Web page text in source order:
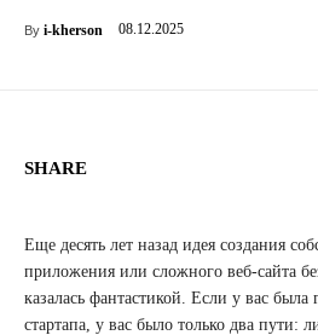
By i-kherson 08.12.2025
SHARE
Еще десять лет назад идея создания
приложения или сложного веб-сайта
казалась фантастикой. Если у вас была
стартапа, у вас было только два пути: